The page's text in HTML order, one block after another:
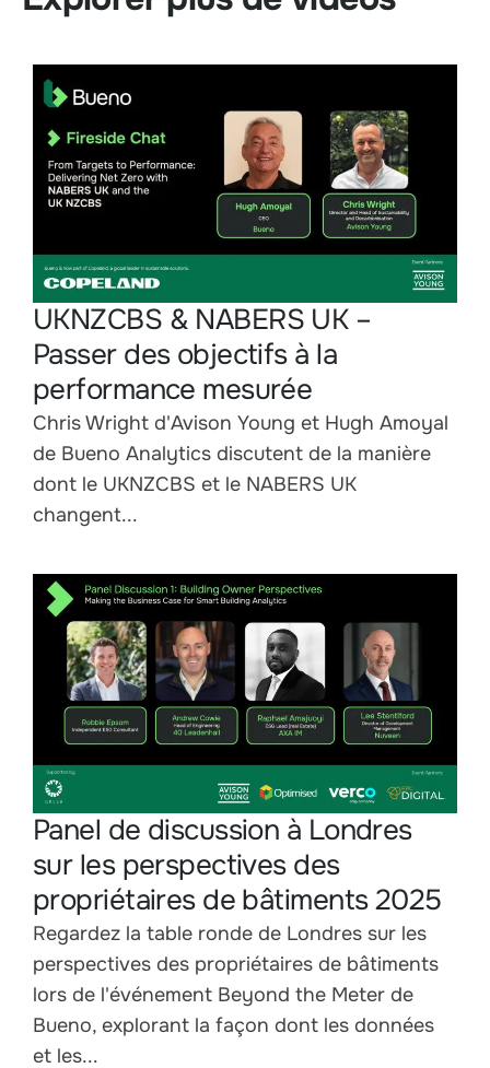
UKNZCBS & NABERS UK –
Passer des objectifs à la
performance mesurée
Chris Wright d'Avison Young et Hugh Amoyal
de Bueno Analytics discutent de la manière
dont le UKNZCBS et le NABERS UK
changent...
Panel de discussion à Londres
sur les perspectives des
propriétaires de bâtiments 2025
Regardez la table ronde de Londres sur les
perspectives des propriétaires de bâtiments
lors de l'événement Beyond the Meter de
Bueno, explorant la façon dont les données
et les...